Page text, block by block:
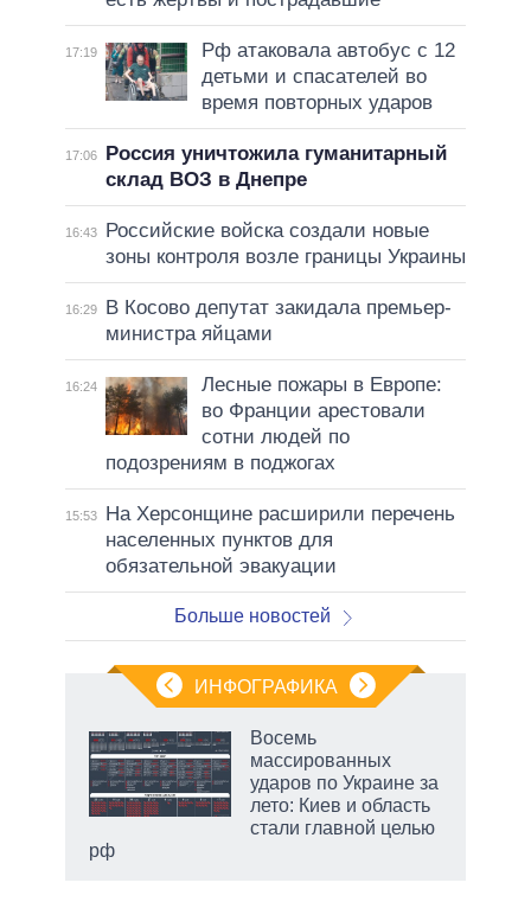
17:19
Рф атаковала автобус с 12
детьми и спасателей во
время повторных ударов
17:06
Россия уничтожила гуманитарный
склад ВОЗ в Днепре
16:43
Российские войска создали новые
зоны контроля возле границы Украины
16:29
В Косово депутат закидала премьер-
министра яйцами
16:24
Лесные пожары в Европе:
во Франции арестовали
сотни людей по
подозрениям в поджогах
15:53
На Херсонщине расширили перечень
населенных пунктов для
обязательной эвакуации
Больше новостей
ИНФОГРАФИКА
Восемь
массированных
ударов по Украине за
лето: Киев и область
стали главной целью
рф